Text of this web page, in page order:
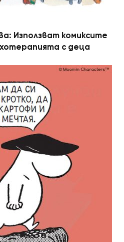
Използват комиксите
с деца